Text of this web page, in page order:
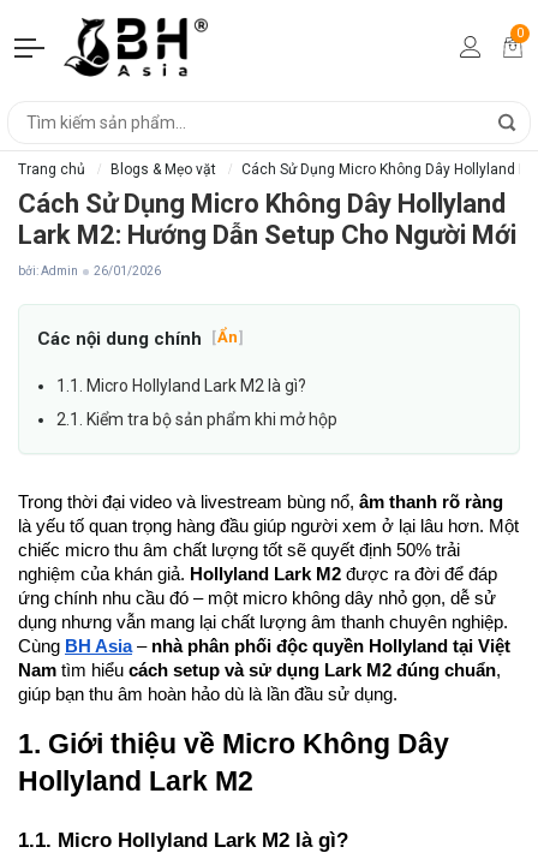
0
Trang chủ Blogs & Mẹo vặt Cách Sử Dụng Micro Không Dây Hollyland
Cách Sử Dụng Micro Không Dây Hollyland
Lark M2: Hướng Dẫn Setup Cho Người Mới
bởi: Admin 26/01/2026
Các nội dung chính [Ẩn]
1.1. Micro Hollyland Lark M2 là gì?
2.1. Kiểm tra bộ sản phẩm khi mở hộp
Trong thời đại video và livestream bùng nổ, âm thanh rõ ràng
là yếu tố quan trọng hàng đầu giúp người xem ở lại lâu hơn. Một
chiếc micro thu âm chất lượng tốt sẽ quyết định 50% trải
nghiệm của khán giả. Hollyland Lark M2 được ra đời để đáp
ứng chính nhu cầu đó – một micro không dây nhỏ gọn, dễ sử
dụng nhưng vẫn mang lại chất lượng âm thanh chuyên nghiệp.
Cùng BH Asia– nhà phân phối độc quyền Hollyland tại Việt
Nam tìm hiểu cách setup và sử dụng Lark M2 đúng chuẩn,
giúp bạn thu âm hoàn hảo dù là lần đầu sử dụng.
1. Giới thiệu về Micro Không Dây
Hollyland Lark M2
1.1. Micro Hollyland Lark M2 là gì?